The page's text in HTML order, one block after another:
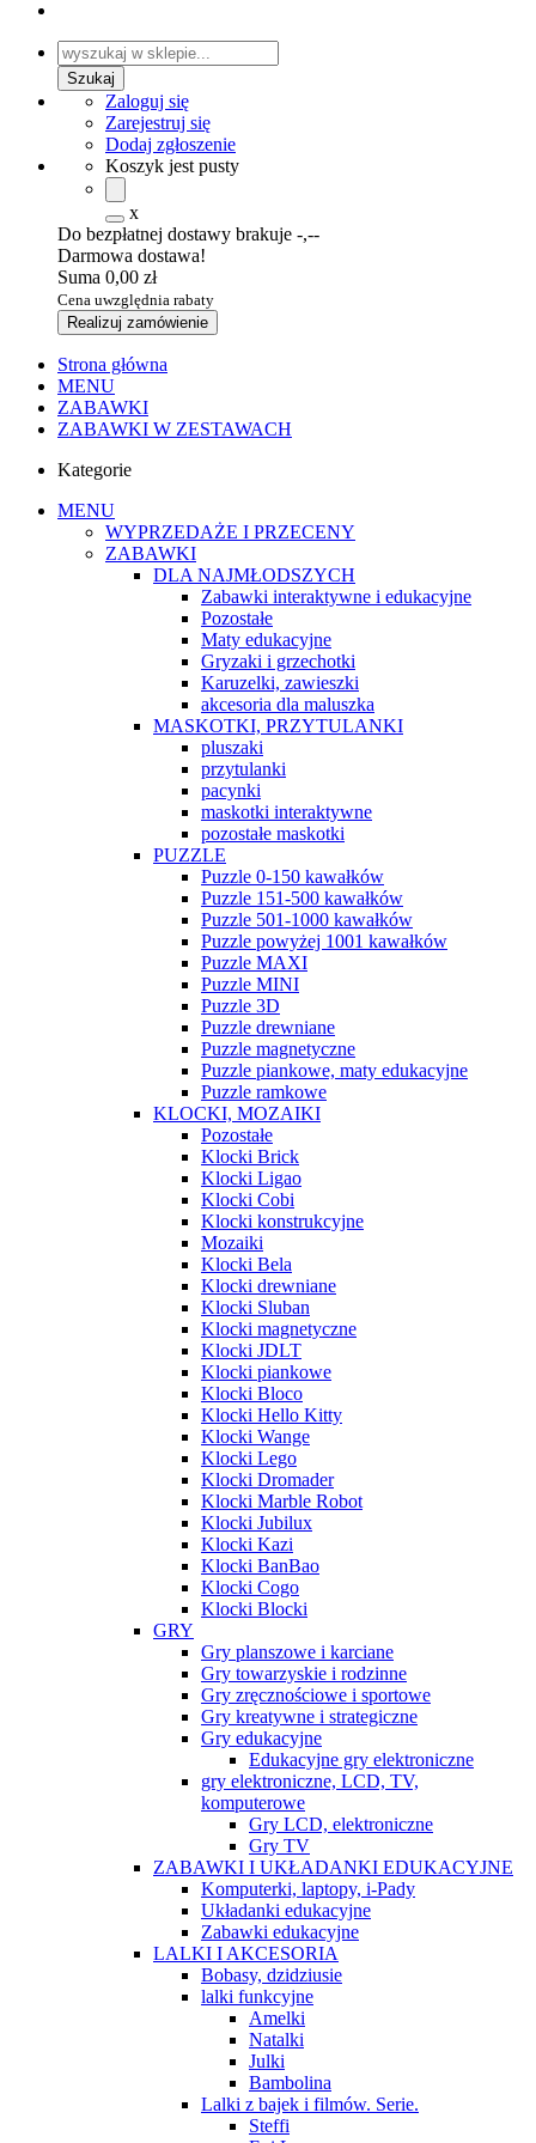
Zaloguj się
Zarejestruj się
Dodaj zgłoszenie
Koszyk jest pusty
x
Do bezpłatnej dostawy brakuje -,--
Darmowa dostawa!
Suma 0,00 zł
Cena uwzględnia rabaty
Realizuj zamówienie
Strona główna
MENU
ZABAWKI
ZABAWKI W ZESTAWACH
Kategorie
MENU
WYPRZEDAŻE I PRZECENY
ZABAWKI
DLA NAJMŁODSZYCH
Zabawki interaktywne i edukacyjne
Pozostałe
Maty edukacyjne
Gryzaki i grzechotki
Karuzelki, zawieszki
akcesoria dla maluszka
MASKOTKI, PRZYTULANKI
pluszaki
przytulanki
pacynki
maskotki interaktywne
pozostałe maskotki
PUZZLE
Puzzle 0-150 kawałków
Puzzle 151-500 kawałków
Puzzle 501-1000 kawałków
Puzzle powyżej 1001 kawałków
Puzzle MAXI
Puzzle MINI
Puzzle 3D
Puzzle drewniane
Puzzle magnetyczne
Puzzle piankowe, maty edukacyjne
Puzzle ramkowe
KLOCKI, MOZAIKI
Pozostałe
Klocki Brick
Klocki Ligao
Klocki Cobi
Klocki konstrukcyjne
Mozaiki
Klocki Bela
Klocki drewniane
Klocki Sluban
Klocki magnetyczne
Klocki JDLT
Klocki piankowe
Klocki Bloco
Klocki Hello Kitty
Klocki Wange
Klocki Lego
Klocki Dromader
Klocki Marble Robot
Klocki Jubilux
Klocki Kazi
Klocki BanBao
Klocki Cogo
Klocki Blocki
GRY
Gry planszowe i karciane
Gry towarzyskie i rodzinne
Gry zręcznościowe i sportowe
Gry kreatywne i strategiczne
Gry edukacyjne
Edukacyjne gry elektroniczne
gry elektroniczne, LCD, TV,
komputerowe
Gry LCD, elektroniczne
Gry TV
ZABAWKI I UKŁADANKI EDUKACYJNE
Komputerki, laptopy, i-Pady
Układanki edukacyjne
Zabawki edukacyjne
LALKI I AKCESORIA
Bobasy, dzidziusie
lalki funkcyjne
Amelki
Natalki
Julki
Bambolina
Lalki z bajek i filmów. Serie.
Steffi